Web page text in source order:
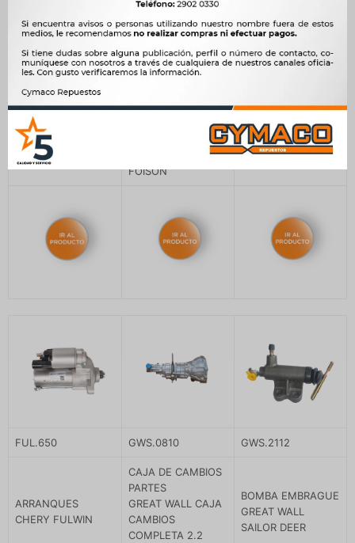
F6.554 FOI.901 FUL.554
FILTRO AIRE
BYD F6
FOISON
FILTRO AIRE
FUL.650 GWS.0810 GWS.2112
ARRANQUES
CHERY FULWIN
CAJA DE CAMBIOS
PARTES
GREAT WALL CAJA
CAMBIOS
COMPLETA 2.2
BOMBA EMBRAGUE
GREAT WALL
SAILOR DEER